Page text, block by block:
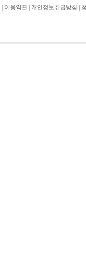
이용약관 개인정보취급방침